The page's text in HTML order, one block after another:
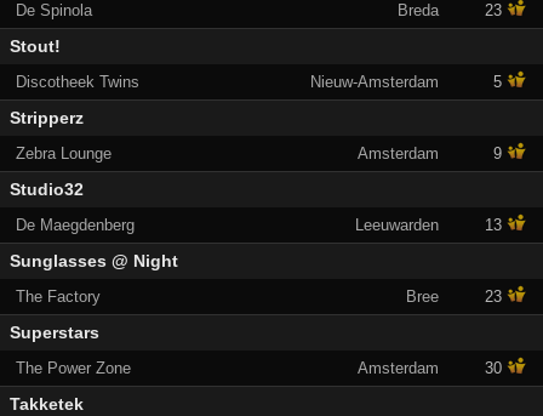
De Spinola Breda 23
Stout!
Discotheek Twins Nieuw-Amsterdam 5
Stripperz
Zebra Lounge Amsterdam 9
Studio32
De Maegdenberg Leeuwarden 13
Sunglasses @ Night
The Factory Bree 23
Superstars
The Power Zone Amsterdam 30
Takketek